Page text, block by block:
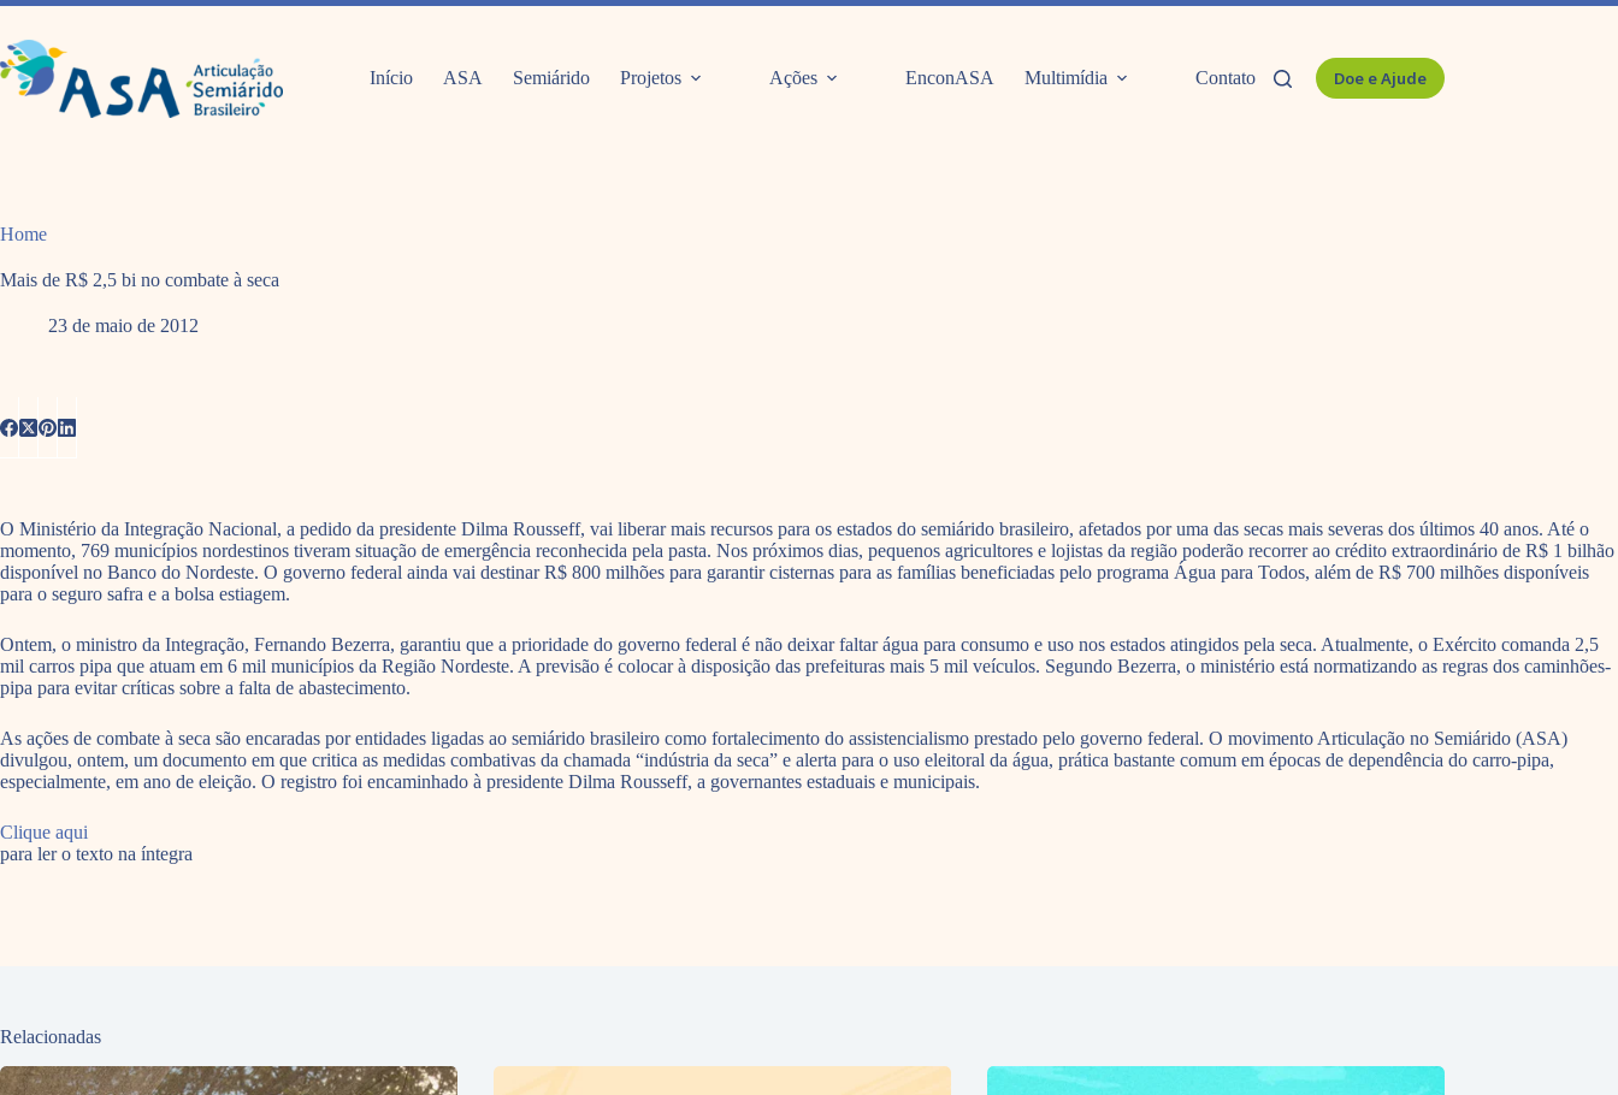
Pular
o
conteúdo
Início ASA Semiárido Projetos Ações EnconASA Multimídia Contato Doe e Ajude
Home
Mais de R$ 2,5 bi no combate à seca
23 de maio de 2012
O Ministério da Integração Nacional, a pedido da presidente Dilma Rousseff, vai liberar mais recursos para os estados do semiárido brasileiro, afetados por uma das secas mais severas dos últimos 40 anos. Até o
momento, 769 municípios nordestinos tiveram situação de emergência reconhecida pela pasta. Nos próximos dias, pequenos agricultores e lojistas da região poderão recorrer ao crédito extraordinário de R$ 1 bilhão
disponível no Banco do Nordeste. O governo federal ainda vai destinar R$ 800 milhões para garantir cisternas para as famílias beneficiadas pelo programa Água para Todos, além de R$ 700 milhões disponíveis
para o seguro safra e a bolsa estiagem.
Ontem, o ministro da Integração, Fernando Bezerra, garantiu que a prioridade do governo federal é não deixar faltar água para consumo e uso nos estados atingidos pela seca. Atualmente, o Exército comanda 2,5
mil carros pipa que atuam em 6 mil municípios da Região Nordeste. A previsão é colocar à disposição das prefeituras mais 5 mil veículos. Segundo Bezerra, o ministério está normatizando as regras dos caminhões-
pipa para evitar críticas sobre a falta de abastecimento.
As ações de combate à seca são encaradas por entidades ligadas ao semiárido brasileiro como fortalecimento do assistencialismo prestado pelo governo federal. O movimento Articulação no Semiárido (ASA)
divulgou, ontem, um documento em que critica as medidas combativas da chamada “indústria da seca” e alerta para o uso eleitoral da água, prática bastante comum em épocas de dependência do carro-pipa,
especialmente, em ano de eleição. O registro foi encaminhado à presidente Dilma Rousseff, a governantes estaduais e municipais.
Clique aqui
para ler o texto na íntegra
Relacionadas